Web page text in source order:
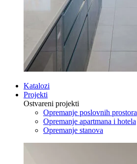
Katalozi
Projekti
Ostvareni projekti
Opremanje poslovnih prostora
Opremanje apartmana i hotela
Opremanje stanova